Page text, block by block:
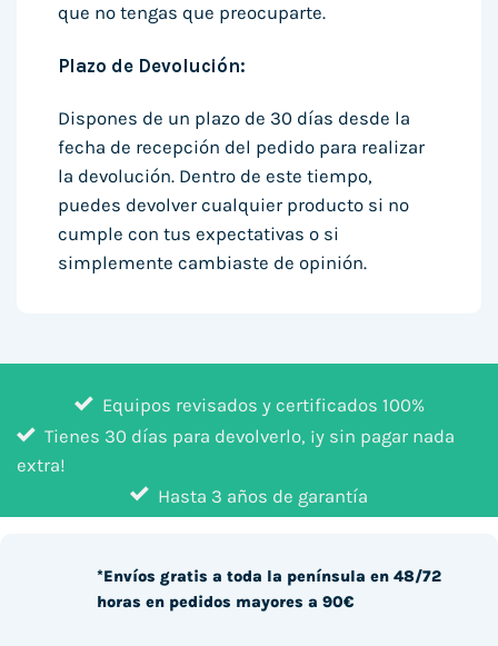
que no tengas que preocuparte.
Plazo de Devolución:
Dispones de un plazo de 30 días desde la
fecha de recepción del pedido para realizar
la devolución. Dentro de este tiempo,
puedes devolver cualquier producto si no
cumple con tus expectativas o si
simplemente cambiaste de opinión.
Equipos revisados y certificados 100%
Tienes 30 días para devolverlo, ¡y sin pagar nada
extra!
Hasta 3 años de garantía
*Envíos gratis a toda la península en 48/72
horas en pedidos mayores a 90€